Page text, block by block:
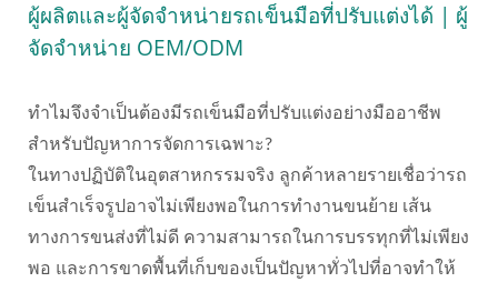
ผู้ผลิตและผู้จัดจำหน่ายรถเข็นมือที่ปรับแต่งได้ | ผู้
จัดจำหน่าย OEM/ODM
ทำไมจึงจำเป็นต้องมีรถเข็นมือที่ปรับแต่งอย่างมืออาชีพ
สำหรับปัญหาการจัดการเฉพาะ?
ในทางปฏิบัติในอุตสาหกรรมจริง ลูกค้าหลายรายเชื่อว่ารถ
เข็นสำเร็จรูปอาจไม่เพียงพอในการทำงานขนย้าย เส้น
ทางการขนส่งที่ไม่ดี ความสามารถในการบรรทุกที่ไม่เพียง
พอ และการขาดพื้นที่เก็บของเป็นปัญหาทั่วไปที่อาจทำให้